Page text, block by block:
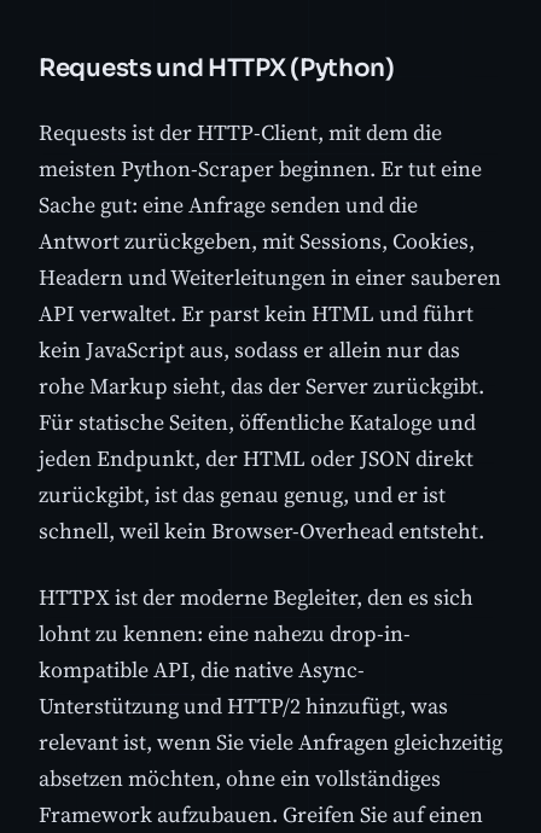
Requests und HTTPX (Python)
Requests ist der HTTP-Client, mit dem die
meisten Python-Scraper beginnen. Er tut eine
Sache gut: eine Anfrage senden und die
Antwort zurückgeben, mit Sessions, Cookies,
Headern und Weiterleitungen in einer sauberen
API verwaltet. Er parst kein HTML und führt
kein JavaScript aus, sodass er allein nur das
rohe Markup sieht, das der Server zurückgibt.
Für statische Seiten, öffentliche Kataloge und
jeden Endpunkt, der HTML oder JSON direkt
zurückgibt, ist das genau genug, und er ist
schnell, weil kein Browser-Overhead entsteht.
HTTPX ist der moderne Begleiter, den es sich
lohnt zu kennen: eine nahezu drop-in-
kompatible API, die native Async-
Unterstützung und HTTP/2 hinzufügt, was
relevant ist, wenn Sie viele Anfragen gleichzeitig
absetzen möchten, ohne ein vollständiges
Framework aufzubauen. Greifen Sie auf einen